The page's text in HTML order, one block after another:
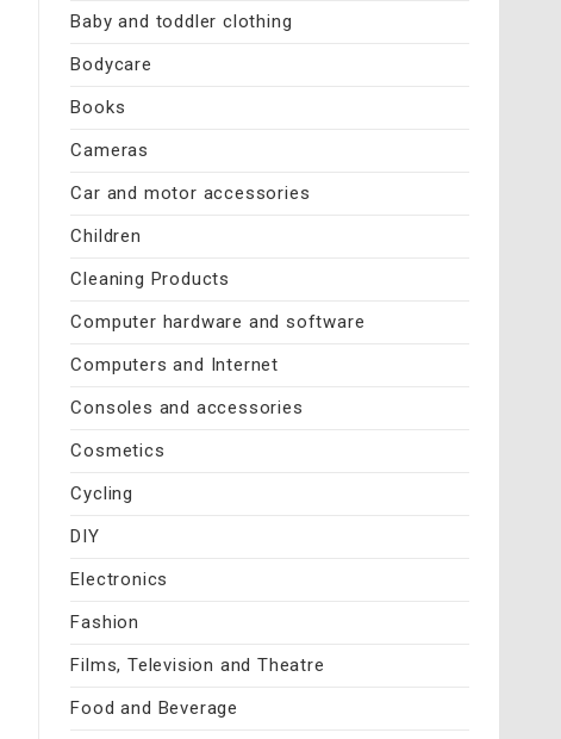
Baby and toddler clothing
Bodycare
Books
Cameras
Car and motor accessories
Children
Cleaning Products
Computer hardware and software
Computers and Internet
Consoles and accessories
Cosmetics
Cycling
DIY
Electronics
Fashion
Films, Television and Theatre
Food and Beverage